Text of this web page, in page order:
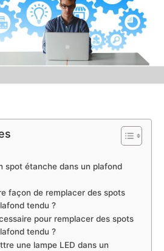
spot étanche dans un plafond
façon de remplacer des spots
tendu ?
pour remplacer des spots
tendu ?
une lampe LED dans un